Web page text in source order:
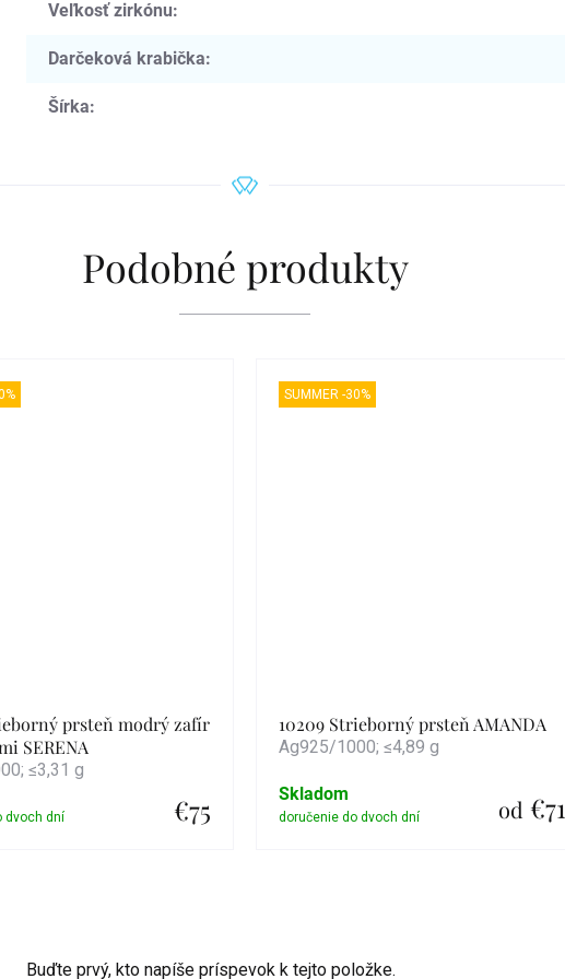
Veľkosť zirkónu:
Darčeková krabička:
Šírka:
Podobné produkty
prsteň modrý zafír
SERENA
≤3,31 g
€75
SUMMER -30%
10209 Strieborný prsteň AMANDA
Ag925/1000; ≤4,89 g
od €71
Skladom
Buďte prvý, kto napíše príspevok k tejto položke.